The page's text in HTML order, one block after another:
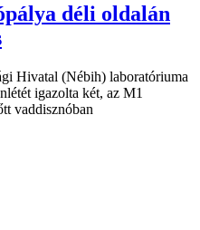
déli oldalán
Hivatal (Nébih) laboratóriuma
igazolta két, az M1
vaddisznóban